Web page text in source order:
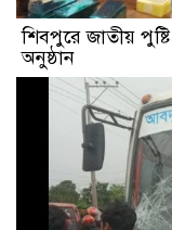
শিবপুরে জাতীয়
অনুষ্ঠান